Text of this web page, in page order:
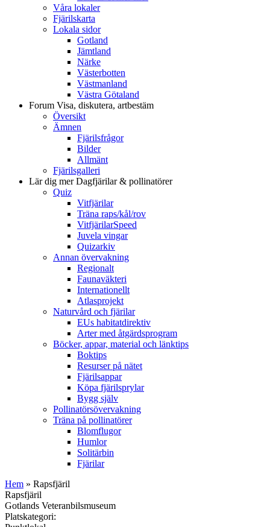
Våra lokaler
Fjärilskarta
Lokala sidor
Gotland
Jämtland
Närke
Västerbotten
Västmanland
Västra Götaland
Forum Visa, diskutera, artbestäm
Översikt
Ämnen
Fjärilsfrågor
Bilder
Allmänt
Fjärilsgalleri
Lär dig merDagfjärilar & pollinatörer
Quiz
Vitfjärilar
Träna raps/kål/rov
VitfjärilarSpeed
Juvela vingar
Quizarkiv
Annan övervakning
Regionalt
Faunaväkteri
Internationellt
Atlasprojekt
Naturvård och fjärilar
EUs habitatdirektiv
Arter med åtgärdsprogram
Böcker, appar, material och länktips
Boktips
Resurser på nätet
Fjärilsappar
Köpa fjärilsprylar
Bygg själv
Pollinatörsövervakning
Träna på pollinatörer
Blomflugor
Humlor
Solitärbin
Fjärilar
Hem » Rapsfjäril
Rapsfjäril
Gotlands Veteranbilsmuseum
Platskategori: